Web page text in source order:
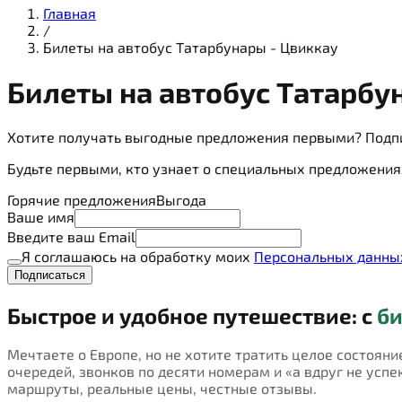
Главная
/
Билеты на автобус Татарбунары - Цвиккау
Билеты на автобус
Хотите получать выгодные предложения первыми?
Будьте первыми, кто узнает о специальных
Горячие предложенияВыгода
Ваше имя
Введите ваш Email
Я соглашаюсь на обработку моих Персональных
Подписаться
Быстрое и удобное путешествие: с
Мечтаете о Европе, но не хотите тратить целое
очередей, звонков по десяти номерам и «а вдруг не
маршруты, реальные цены, честные отзывы.